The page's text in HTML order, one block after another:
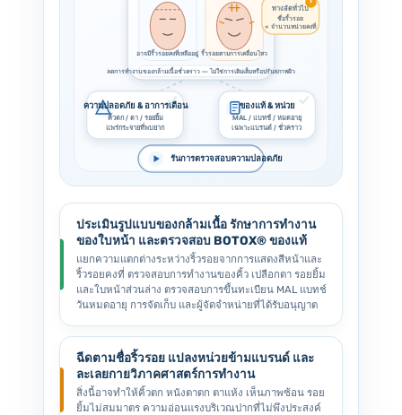
ประเมินรูปแบบของกล้ามเนื้อ รักษาการทำงาน
ของใบหน้า และตรวจสอบ BOTOX® ของแท้
แยกความแตกต่างระหว่างริ้วรอยจากการแสดงสีหน้าและ
ริ้วรอยคงที่ ตรวจสอบการทำงานของคิ้ว เปลือกตา รอยยิ้ม
และใบหน้าส่วนล่าง ตรวจสอบการขึ้นทะเบียน MAL แบทช์
วันหมดอายุ การจัดเก็บ และผู้จัดจำหน่ายที่ได้รับอนุญาต
ฉีดตามชื่อริ้วรอย แปลงหน่วยข้ามแบรนด์ และ
ละเลยกายวิภาคศาสตร์การทำงาน
สิ่งนี้อาจทำให้คิ้วตก หนังตาตก ตาแห้ง เห็นภาพซ้อน รอย
ยิ้มไม่สมมาตร ความอ่อนแรงบริเวณปากที่ไม่พึงประสงค์
อาจมีริ้วรอยคงที่เหลืออยู่ ริ้วรอยตามการเคลื่อนไหว
ลดการทำงานของกล้ามเนื้อชั่วคราว — ไม่ใช่การเติมเต็มหรือปรับสภาพผิว
ความปลอดภัย & อาการเตือน
คิ้วตก / ตา / รอยยิ้ม
แพร่กระจายที่พบยาก
ของแท้ & หน่วย
MAL / แบทช์ / หมดอายุ
เฉพาะแบรนด์ / ชั่วคราว
ทางลัดทั่วไป
ชื่อริ้วรอย
= จำนวนหน่วยคงที่
รันการตรวจสอบความปลอดภัย